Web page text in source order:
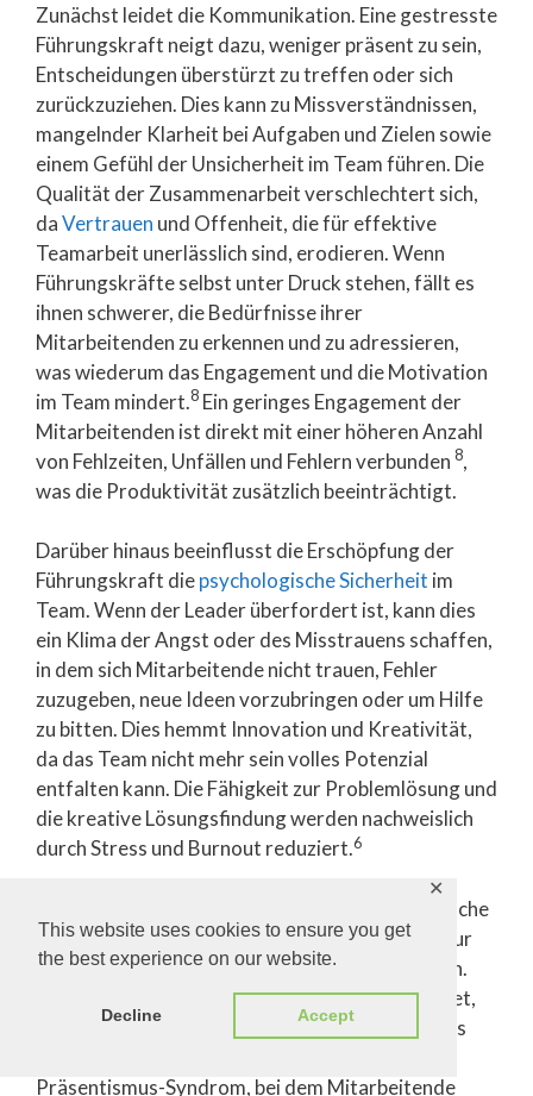
This website uses cookies to ensure you get
the best experience on our website.
Decline Accept
✕
Zunächst leidet die Kommunikation. Eine gestresste
Führungskraft neigt dazu, weniger präsent zu sein,
Entscheidungen überstürzt zu treffen oder sich
zurückzuziehen. Dies kann zu Missverständnissen,
mangelnder Klarheit bei Aufgaben und Zielen sowie
einem Gefühl der Unsicherheit im Team führen. Die
Qualität der Zusammenarbeit verschlechtert sich,
daVertrauen und Offenheit, die für effektive
Teamarbeit unerlässlich sind, erodieren. Wenn
Führungskräfte selbst unter Druck stehen, fällt es
ihnen schwerer, die Bedürfnisse ihrer
Mitarbeitenden zu erkennen und zu adressieren,
was wiederum das Engagement und die Motivation
im Team mindert.8 Ein geringes Engagement der
Mitarbeitenden ist direkt mit einer höheren Anzahl
von Fehlzeiten, Unfällen und Fehlern verbunden 8,
was die Produktivität zusätzlich beeinträchtigt.
Darüber hinaus beeinflusst die Erschöpfung der
Führungskraft diepsychologische Sicherheit im
Team. Wenn der Leader überfordert ist, kann dies
ein Klima der Angst oder des Misstrauens schaffen,
in dem sich Mitarbeitende nicht trauen, Fehler
zuzugeben, neue Ideen vorzubringen oder um Hilfe
zu bitten. Dies hemmt Innovation und Kreativität,
da das Team nicht mehr sein volles Potenzial
entfalten kann. Die Fähigkeit zur Problemlösung und
die kreative Lösungsfindung werden nachweislich
durch Stress und Burnout reduziert.6
Auf Unternehmenskulturebene kann die chronische
Erschöpfung von Führungskräften zu einer Kultur
der Überarbeitung und des Präsentismus führen.
Wenn der Leader selbst ständig am Limit arbeitet,
sendet dies die implizite Botschaft aus, dass dies
Präsentismus-Syndrom, bei dem Mitarbeitende